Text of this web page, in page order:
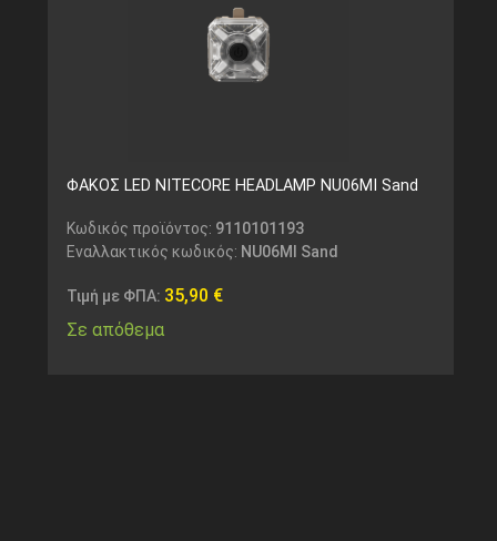
ΦΑΚΟΣ LED NITECORE HEADLAMP NU06MI Sand
Κωδικός προϊόντος: 9110101193
Εναλλακτικός κωδικός: NU06MI Sand
Τιμή με ΦΠΑ: 35,90 €
Σε απόθεμα